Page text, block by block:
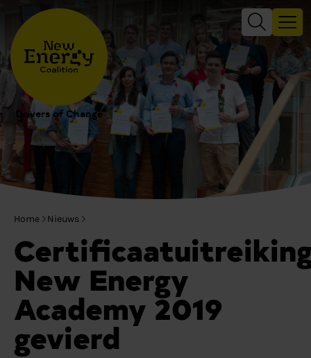
Drivers of Change
Home Nieuws
New Energy
Academy 2019
gevierd